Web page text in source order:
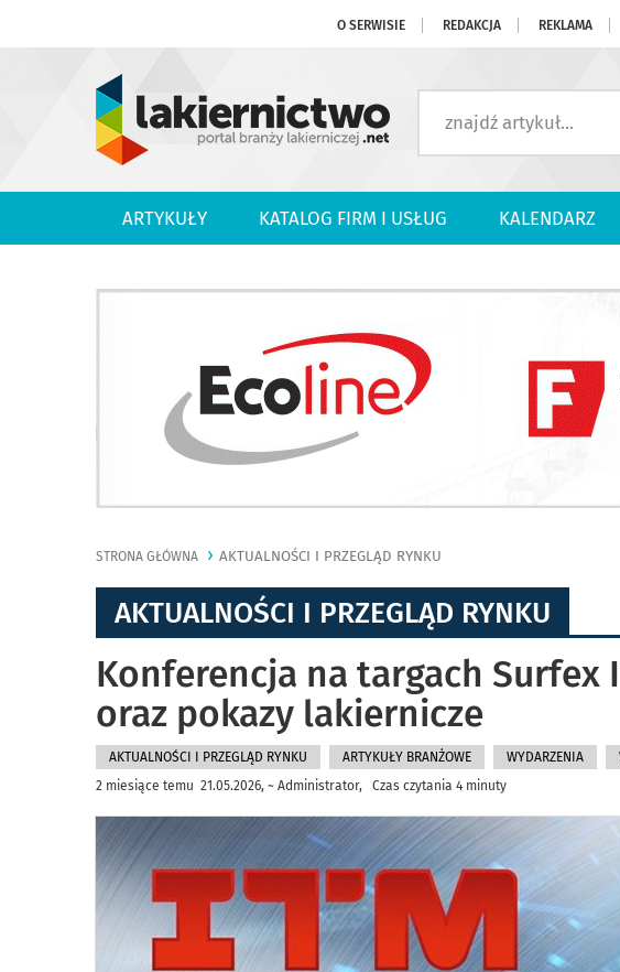
O SERWISIE REDAKCJA REKLAMA
ARTYKUŁY KATALOG FIRM I USŁUG KALENDARZ
STRONA GŁÓWNA AKTUALNOŚCI I PRZEGLĄD RYNKU
AKTUALNOŚCI I PRZEGLĄD RYNKU
Konferencja na targach Surfex
oraz pokazy lakiernicze
AKTUALNOŚCI I PRZEGLĄD RYNKU ARTYKUŁY BRANŻOWE WYDARZENIA
2 miesiące temu 21.05.2026, ~ Administrator, Czas czytania 4 minuty